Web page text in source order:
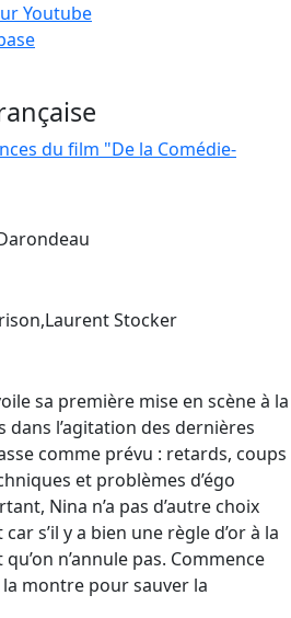
Youtube
du film "De la Comédie-
Stocker
sa première mise en scène à la
dans l’agitation des dernières
comme prévu : retards, coups
et problèmes d’égo
Nina n’a pas d’autre choix
s’il y a bien une règle d’or à la
qu’on n’annule pas. Commence
montre pour sauver la